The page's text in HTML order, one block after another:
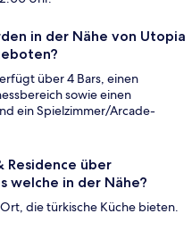
in der Nähe von Utopia
über 4 Bars, einen
sowie einen
ein Spielzimmer/Arcade-
Residence über
welche in der Nähe?
die türkische Küche bieten.